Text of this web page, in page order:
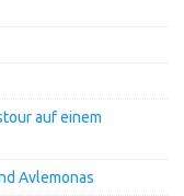
auf einem
Avlemonas